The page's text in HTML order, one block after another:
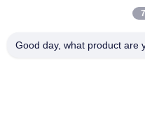
Good day, what product are